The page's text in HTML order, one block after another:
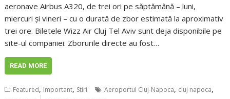
aeronave Airbus A320, de trei ori pe săptămână – luni,
miercuri și vineri – cu o durată de zbor estimată la aproximativ
trei ore. Biletele Wizz Air Cluj Tel Aviv sunt deja disponibile pe
site-ul companiei. Zborurile directe au fost…
READ MORE
Featured, Important, Stiri Aeroportul Cluj-Napoca, cluj napoca,